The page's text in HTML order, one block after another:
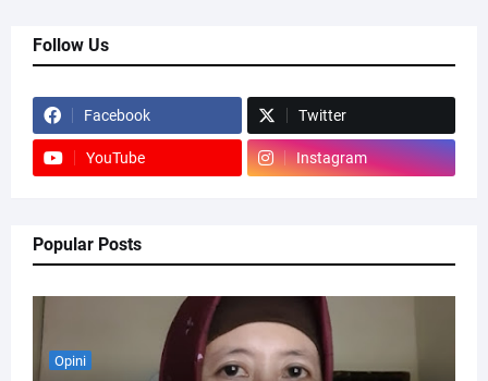
Follow Us
Facebook Twitter
YouTube Instagram
Popular Posts
Opini